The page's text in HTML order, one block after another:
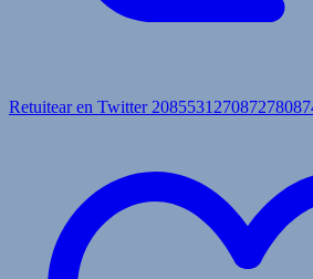
Retuitear en Twitter